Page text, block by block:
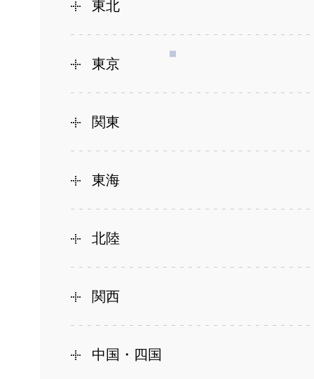
東北
東京
関東
東海
北陸
関西
中国・四国